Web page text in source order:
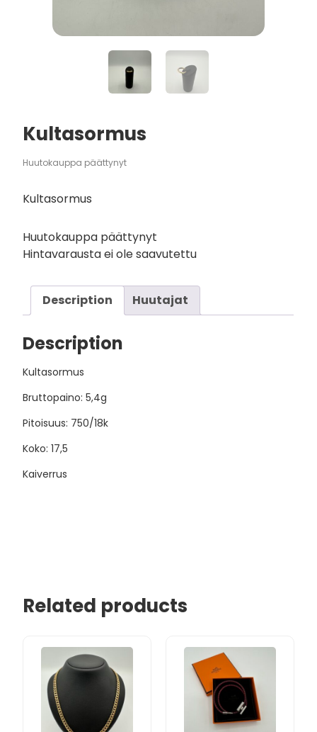
Kultasormus
Huutokauppa päättynyt
Kultasormus
Huutokauppa päättynyt
Hintavarausta ei ole saavutettu
Description Huutajat
Description
Kultasormus
Bruttopaino: 5,4g
Pitoisuus: 750/18k
Koko: 17,5
Kaiverrus
Related products